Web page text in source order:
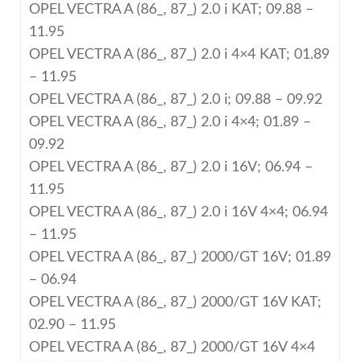
OPEL VECTRA A (86_, 87_) 2.0 i KAT; 09.88 –
11.95
OPEL VECTRA A (86_, 87_) 2.0 i 4×4 KAT; 01.89
– 11.95
OPEL VECTRA A (86_, 87_) 2.0 i; 09.88 – 09.92
OPEL VECTRA A (86_, 87_) 2.0 i 4×4; 01.89 –
09.92
OPEL VECTRA A (86_, 87_) 2.0 i 16V; 06.94 –
11.95
OPEL VECTRA A (86_, 87_) 2.0 i 16V 4×4; 06.94
– 11.95
OPEL VECTRA A (86_, 87_) 2000/GT 16V; 01.89
– 06.94
OPEL VECTRA A (86_, 87_) 2000/GT 16V KAT;
02.90 – 11.95
OPEL VECTRA A (86_, 87_) 2000/GT 16V 4×4